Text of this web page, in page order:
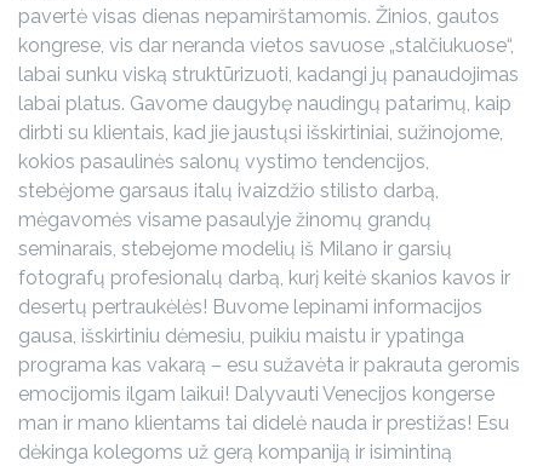
pavertė visas dienas nepamirštamomis. Žinios, gautos
kongrese, vis dar neranda vietos savuose „stalčiukuose“,
labai sunku viską struktūrizuoti, kadangi jų panaudojimas
labai platus. Gavome daugybę naudingų patarimų, kaip
dirbti su klientais, kad jie jaustųsi išskirtiniai, sužinojome,
kokios pasaulinės salonų vystimo tendencijos,
stebėjome garsaus italų ivaizdžio stilisto darbą,
mėgavomės visame pasaulyje žinomų grandų
seminarais, stebejome modelių iš Milano ir garsių
fotografų profesionalų darbą, kurį keitė skanios kavos ir
desertų pertraukėlės! Buvome lepinami informacijos
gausa, išskirtiniu dėmesiu, puikiu maistu ir ypatinga
programa kas vakarą – esu sužavėta ir pakrauta geromis
emocijomis ilgam laikui! Dalyvauti Venecijos kongerse
man ir mano klientams tai didelė nauda ir prestižas! Esu
dėkinga kolegoms už gerą kompaniją ir isimintiną